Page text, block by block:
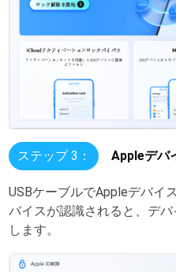
ステップ 3： Appleデバ
USBケーブルでAppleデバイ
バイスが認識されると、デ
します。